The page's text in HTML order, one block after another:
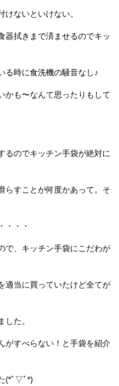
けないといけない。
器拭きまで済ませるのでキッ
る時に食洗機の騒音なし♪
かも〜なんて思ったりもして
るのでキッチン手袋が絶対に
らすことが何度かあって。そ
・・・
で、キッチン手袋にこだわが
適当に買っていたけど全てが
した。
がすべらない！と手袋を紹介
(*ﾟ▽ﾟ*)